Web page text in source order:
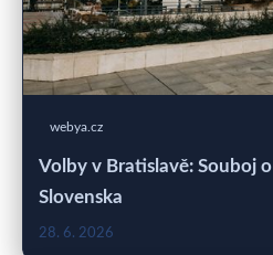
webya.cz
Volby v Bratislavě: Souboj
Slovenska
28. 6. 2026